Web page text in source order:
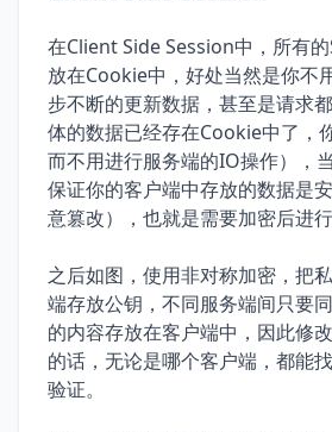
在Client Side Session中，所有
放在Cookie中，好处当然是你不
步不断的更新数据，甚至是请求
体的数据已经存在Cookie中了，
而不用进行服务端的IO操作），
保证你的客户端中存放的数据是
意篡改），也就是需要加密后进行
之后如图，使用非对称加密，把
端存放公钥，不同服务端间只要
的内容存放在客户端中，因此修
的话，无论是哪个客户端，都能
验证。